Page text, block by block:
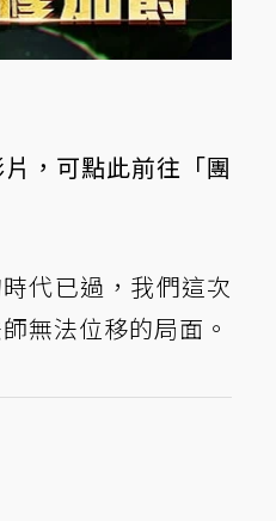
，可點此前往「團
代已過，我們這次
無法位移的局面。